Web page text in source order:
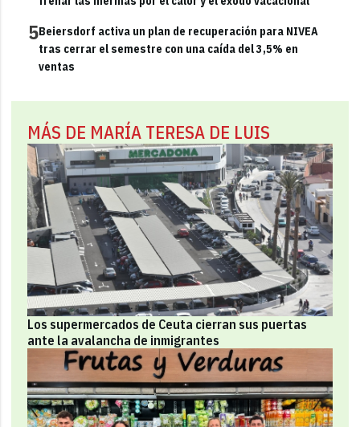
5Beiersdorf activa un plan de recuperación para NIVEA
tras cerrar el semestre con una caída del 3,5% en
ventas
MÁS DE MARÍA TERESA DE LUIS
Los supermercados de Ceuta cierran sus puertas
ante la avalancha de inmigrantes